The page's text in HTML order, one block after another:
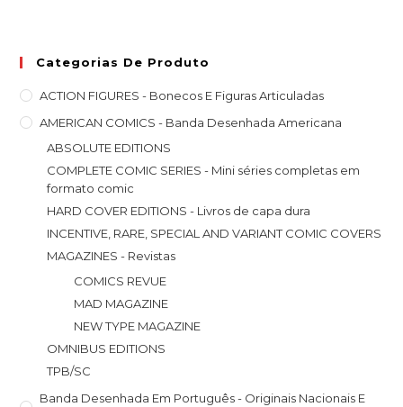
Categorias De Produto
ACTION FIGURES - Bonecos E Figuras Articuladas
AMERICAN COMICS - Banda Desenhada Americana
ABSOLUTE EDITIONS
COMPLETE COMIC SERIES - Mini séries completas em
formato comic
HARD COVER EDITIONS - Livros de capa dura
INCENTIVE, RARE, SPECIAL AND VARIANT COMIC COVERS
MAGAZINES - Revistas
COMICS REVUE
MAD MAGAZINE
NEW TYPE MAGAZINE
OMNIBUS EDITIONS
TPB/SC
Banda Desenhada Em Português - Originais Nacionais E